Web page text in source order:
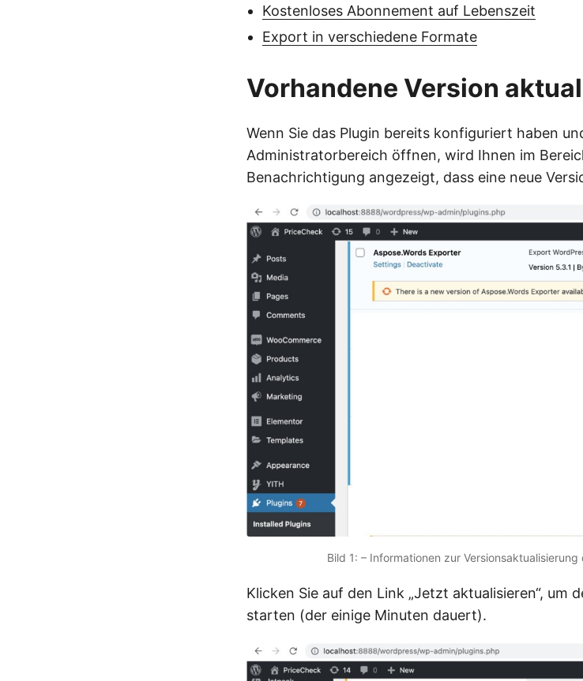
Kostenloses Abonnement auf Lebenszeit
Export in verschiedene Formate
Vorhandene Version
Wenn Sie das Plugin bereits konfiguriert haben
Administratorbereich öffnen, wird Ihnen im
Benachrichtigung angezeigt, dass eine neue
Bild 1: – Informationen zur
Klicken Sie auf den Link „Jetzt aktualisieren“, um
starten (der einige Minuten dauert).